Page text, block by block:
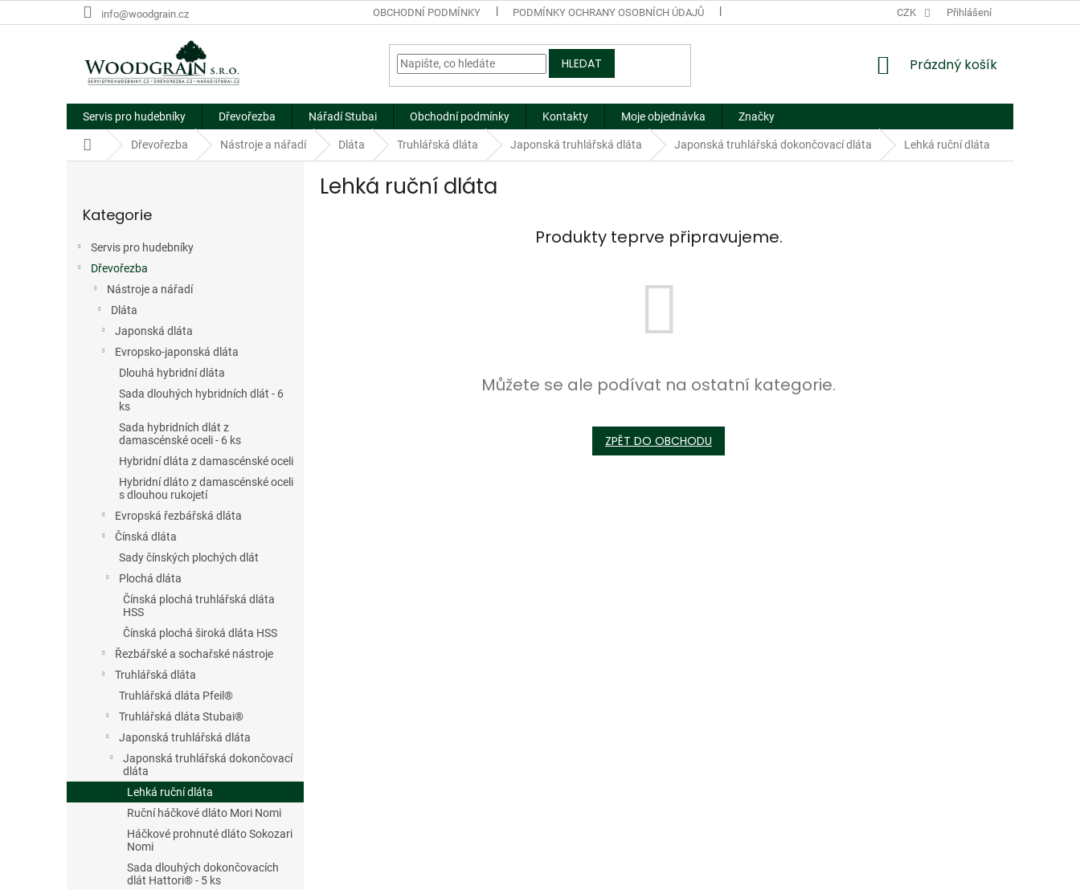
na
info@woodgrain.cz OBCHODNÍ PODMÍNKY PODMÍNKY OCHRANY OSOBNÍCH ÚDAJŮ NÁHRADNÍ PLNĚNÍ
CZK Přihlášení
HLEDAT
NÁKUPNÍ
Prázdný košík
Servis pro hudebníky Dřevořezba Nářadí Stubai Obchodní podmínky Kontakty Moje objednávka Značky
Domů Dřevořezba Nástroje a nářadí Dláta Truhlářská dláta Japonská truhlářská dláta Japonská truhlářská dokončovací dláta Lehká ruční dláta
kategorie
Kategorie
Servis pro hudebníky
Dřevořezba
Nástroje a nářadí
Dláta
Japonská dláta
Evropsko-japonská dláta
Dlouhá hybridní dláta
Sada dlouhých hybridních dlát - 6
ks
Sada hybridních dlát z
damascénské oceli - 6 ks
Hybridní dláta z damascénské oceli
Hybridní dláto z damascénské oceli
s dlouhou rukojetí
Evropská řezbářská dláta
Čínská dláta
Sady čínských plochých dlát
Plochá dláta
Čínská plochá truhlářská dláta
HSS
Čínská plochá široká dláta HSS
Řezbářské a sochařské nástroje
Truhlářská dláta
Truhlářská dláta Pfeil®
Truhlářská dláta Stubai®
Japonská truhlářská dláta
Japonská truhlářská dokončovací
dláta
Lehká ruční dláta
Ruční háčkové dláto Mori Nomi
Háčkové prohnuté dláto Sokozari
Nomi
Sada dlouhých dokončovacích
dlát Hattori® - 5 ks
Lehká ruční dláta
Produkty teprve připravujeme.
Můžete se ale podívat na ostatní kategorie.
ZPĚT DO OBCHODU